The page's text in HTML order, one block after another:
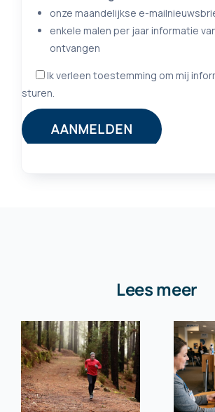
Lees meer